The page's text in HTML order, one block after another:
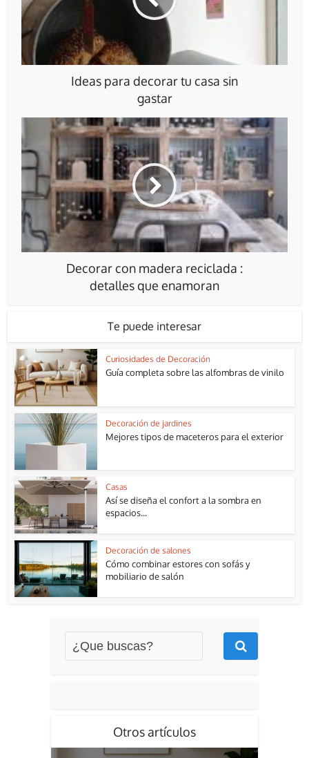
Ideas para decorar tu casa sin
gastar
Decorar con madera reciclada :
detalles que enamoran
Te puede interesar
Curiosidades de Decoración
Guía completa sobre las alfombras de vinilo
Decoración de jardines
Mejores tipos de maceteros para el exterior
Casas
Así se diseña el confort a la sombra en
espacios...
Decoración de salones
Cómo combinar estores con sofás y
mobiliario de salón
Otros artículos